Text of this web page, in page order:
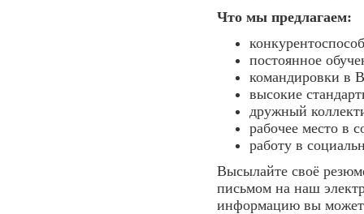
Что мы предлагаем:
постоянное
командировки в
высокие
дружный
рабочее место в
работу в
Высылайте своё
письмом на наш
информацию вы